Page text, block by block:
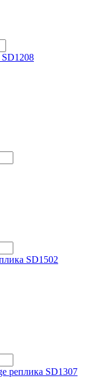
SD1502
реплика SD1307